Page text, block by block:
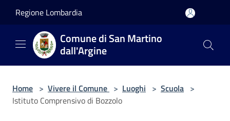
Regione Lombardia
Comune di San Martino
dall'Argine
Home > Vivere il Comune > Luoghi > Scuola >
Istituto Comprensivo di Bozzolo